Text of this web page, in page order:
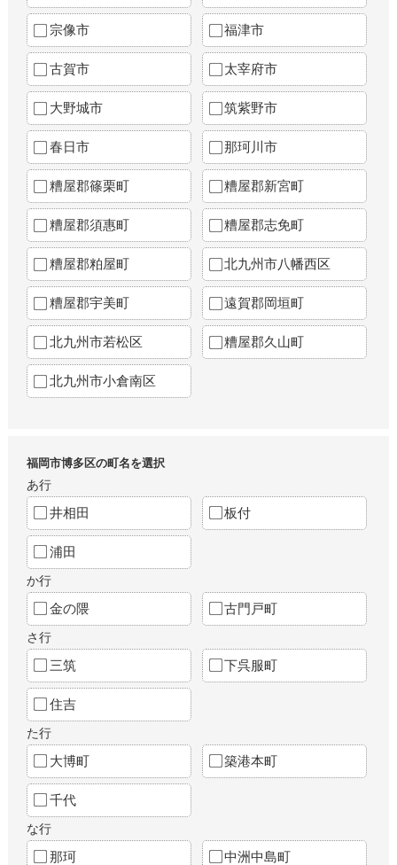
宗像市 福津市
古賀市 太宰府市
大野城市 筑紫野市
春日市 那珂川市
糟屋郡篠栗町 糟屋郡新宮町
糟屋郡須惠町 糟屋郡志免町
糟屋郡粕屋町 北九州市八幡西区
糟屋郡宇美町 遠賀郡岡垣町
北九州市若松区 糟屋郡久山町
北九州市小倉南区
福岡市博多区の町名を選択
あ行
井相田 板付
浦田
か行
金の隈 古門戸町
さ行
三筑 下呉服町
住吉
た行
大博町 築港本町
千代
な行
那珂 中洲中島町